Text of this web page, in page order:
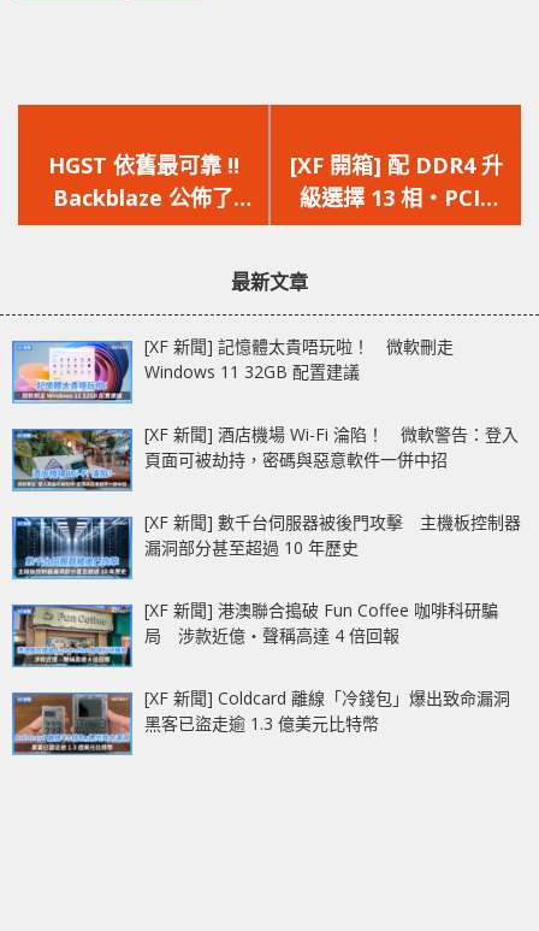
一
篇
文
HGST 依舊最可靠 !!
Backblaze 公佈了
2021 年第三季的 HDD
一
篇
文
[XF 開箱] 配 DDR4 升
級選擇 13 相‧PCIe
5.0‧2x PCIe Gen4
Z690 Extreme WiFi
最新文章
[XF 新聞] 記憶體太貴唔玩啦！ 微軟刪走
Windows 11 32GB 配置建議
[XF 新聞] 酒店機場 Wi-Fi 淪陷！ 微軟警告：登入
頁面可被劫持，密碼與惡意軟件一併中招
[XF 新聞] 數千台伺服器被後門攻擊 主機板控制器
漏洞部分甚至超過 10 年歷史
[XF 新聞] 港澳聯合搗破 Fun Coffee 咖啡科研騙
局 涉款近億‧聲稱高達 4 倍回報
[XF 新聞] Coldcard 離線「冷錢包」爆出致命漏洞
黑客已盜走逾 1.3 億美元比特幣